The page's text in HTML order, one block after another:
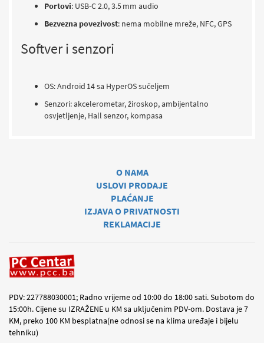
Portovi: USB-C 2.0, 3.5 mm audio
Bezvezna povezivost: nema mobilne mreže, NFC, GPS
Softver i senzori
OS: Android 14 sa HyperOS sučeljem
Senzori: akcelerometar, žiroskop, ambijentalno
osvjetljenje, Hall senzor, kompasa
O NAMA
USLOVI PRODAJE
PLAĆANJE
IZJAVA O PRIVATNOSTI
REKLAMACIJE
PDV: 227788030001; Radno vrijeme od 10:00 do 18:00 sati. Subotom do
15:00h. Cijene su IZRAŽENE u KM sa uključenim PDV-om. Dostava je 7
KM, preko 100 KM besplatna(ne odnosi se na klima uređaje i bijelu
tehniku)